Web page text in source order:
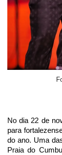
No dia 22 de
para
do ano. Uma
Praia do